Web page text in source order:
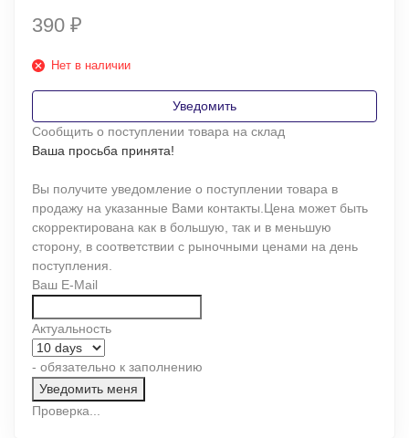
390 ₽
Нет в наличии
Уведомить
Сообщить о поступлении товара на склад
Ваша просьба принята!
Вы получите уведомление о поступлении товара в
продажу на указанные Вами контакты.Цена может быть
скорректирована как в большую, так и в меньшую
сторону, в соответствии с рыночными ценами на день
поступления.
Ваш E-Mail
Актуальность
- обязательно к заполнению
Проверка...